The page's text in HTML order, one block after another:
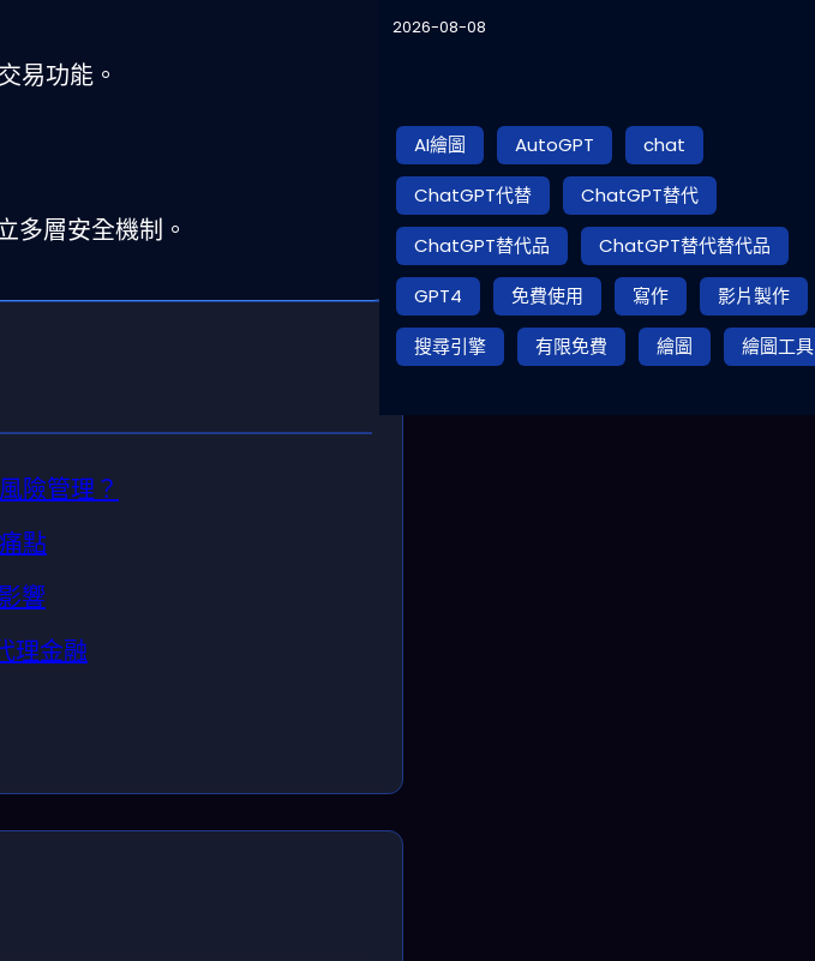
易功能。
多層安全機制。
險管理？
點
響
理金融
2026-08-08
AI繪圖 AutoGPT
chat
ChatGPT代替
ChatGPT替代
ChatGPT替代品
ChatGPT替代替代品
GPT4
免費使用 寫作
影片製作
搜尋引擎
有限免費 繪圖 繪圖工具